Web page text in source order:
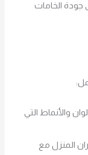
جودة الخامات
والأنماط التي
المنزل مع